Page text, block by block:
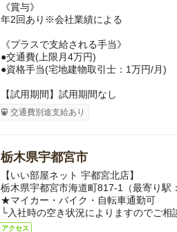
《賞与》
年2回あり※会社業績による
《プラスで支給される手当》
●交通費(上限月4万円)
●資格手当(宅地建物取引士：1万円/月)
【試用期間】試用期間なし
交通費別途支給あり
栃木県宇都宮市
【いい部屋ネット 宇都宮北店】
栃木県宇都宮市海道町817‐1（最寄り駅
★マイカー・バイク・自転車通勤可
└入社時の空き状況によりますのでご相
アクセス